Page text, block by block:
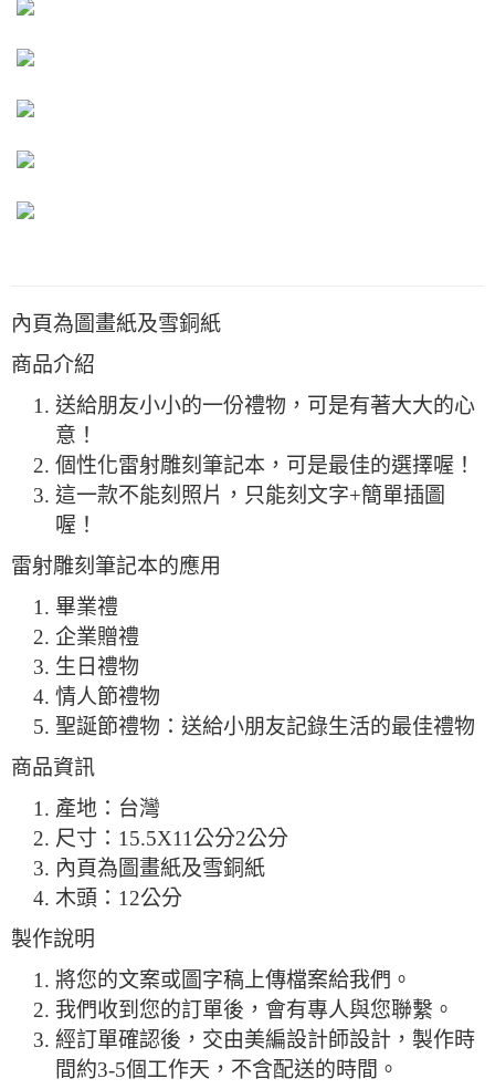
內頁為圖畫紙及雪銅紙
商品介紹
送給朋友小小的一份禮物，可是有著大大的心
意！
個性化雷射雕刻筆記本，可是最佳的選擇喔！
這一款不能刻照片，只能刻文字+簡單插圖
喔！
雷射雕刻筆記本的應用
畢業禮
企業贈禮
生日禮物
情人節禮物
聖誕節禮物：送給小朋友記錄生活的最佳禮物
商品資訊
產地：台灣
尺寸：15.5X11公分2公分
內頁為圖畫紙及雪銅紙
木頭：12公分
製作說明
將您的文案或圖字稿上傳檔案給我們。
我們收到您的訂單後，會有專人與您聯繫。
經訂單確認後，交由美編設計師設計，製作時
間約3-5個工作天，不含配送的時間。